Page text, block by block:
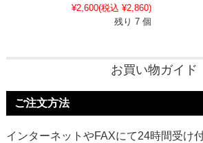
¥2,600(税込 ¥2,860)
残り 7 個
お買い物ガイド
ご注文方法
インターネットやFAXにて24時間受け